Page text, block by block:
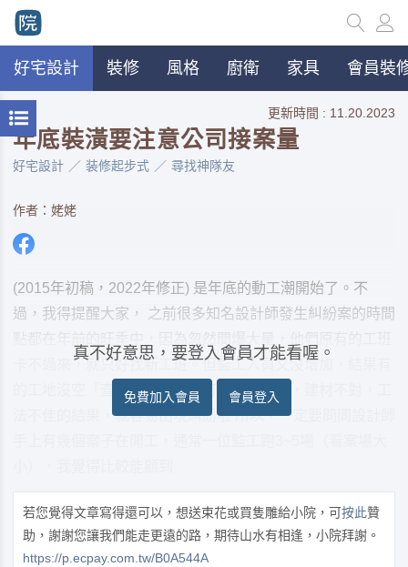
好宅設計 裝修 風格 廚衛 家具 會員裝
更新時間 : 11.20.2023
年底裝潢要注意公司接案量
好宅設計 装修起步式 尋找神隊友
作者：姥姥
(2015年初稿，2022年修正) 是年底的動工潮開始了。不
過，我得提醒大家， 之前很多知名設計師發生糾紛案的時間
卡不過來，就只好找新工班。但監工人員又沒增加，結果有
的工地沒空「查房」，新工班可能也在趕場，建材不對，工
法不佳的結果，就容易出現糾紛啦 所以，一定要問問設計師
真不好意思，要登入會員才能看喔。
免費加入會員 會員登入
若您覺得文章寫得還可以，想送束花或買隻雕給小院，可按此贊
助，謝謝您讓我們能走更遠的路，期待山水有相逢，小院拜謝。
https://p.ecpay.com.tw/B0A544A